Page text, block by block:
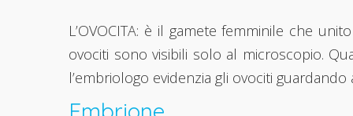
L’OVOCITA: è il gamete femminile che
ovociti sono visibili solo al microscopio.
l’embriologo evidenzia gli ovociti